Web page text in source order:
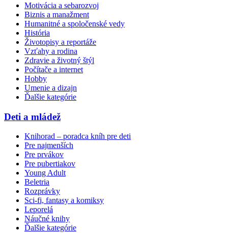
Motivácia a sebarozvoj
Biznis a manažment
Humanitné a spoločenské vedy
História
Životopisy a reportáže
Vzťahy a rodina
Zdravie a životný štýl
Počítače a internet
Hobby
Umenie a dizajn
Ďalšie kategórie
Deti a mládež
Knihorad – poradca kníh pre deti
Pre najmenších
Pre prvákov
Pre pubertiakov
Young Adult
Beletria
Rozprávky
Sci-fi, fantasy a komiksy
Leporelá
Náučné knihy
Ďalšie kategórie